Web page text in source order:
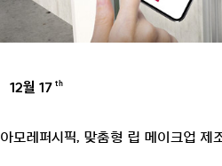
12월 17 th
아모레퍼시픽, 맞춤형 립 메이크업 제